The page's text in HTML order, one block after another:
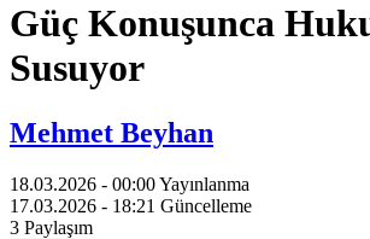
Güç Konuşunca
Susuyor
Mehmet Beyhan
18.03.2026 - 00:00Yayınlanma
17.03.2026 - 18:21 Güncelleme
3 Paylaşım